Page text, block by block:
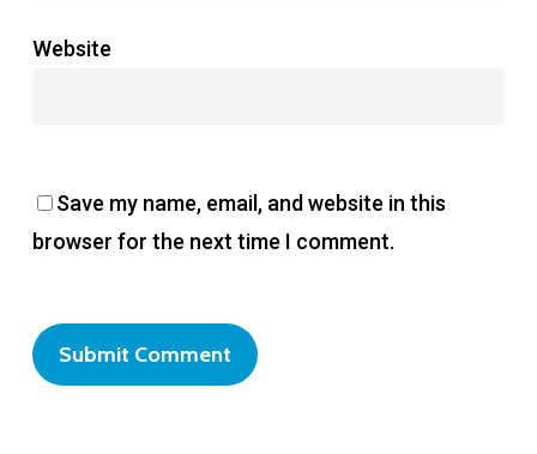
Website
Save my name, email, and website in this
browser for the next time I comment.